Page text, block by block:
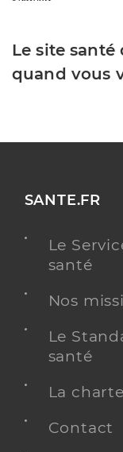
Le site santé
quand vous
SANTE.FR
Le
santé
Nos
Le
santé
La
Contact